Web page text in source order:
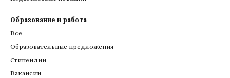
Образование и работа
Все
Образовательные предложения
Стипендии
Вакансии